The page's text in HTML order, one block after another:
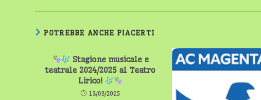
POTREBBE ANCHE PIACERTI
Stagione musicale e
teatrale 2024/2025 al Teatro
Lirico!
13/03/2025